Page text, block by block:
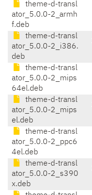
theme-d-transl
ator_5.0.0-2_armh
f.deb
theme-d-transl
ator_5.0.0-2_i386.
deb
theme-d-transl
ator_5.0.0-2_mips
64el.deb
theme-d-transl
ator_5.0.0-2_mips
el.deb
theme-d-transl
ator_5.0.0-2_ppc6
4el.deb
theme-d-transl
ator_5.0.0-2_s390
x.deb